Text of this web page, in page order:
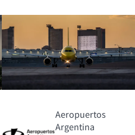
Aeropuertos
Argentina